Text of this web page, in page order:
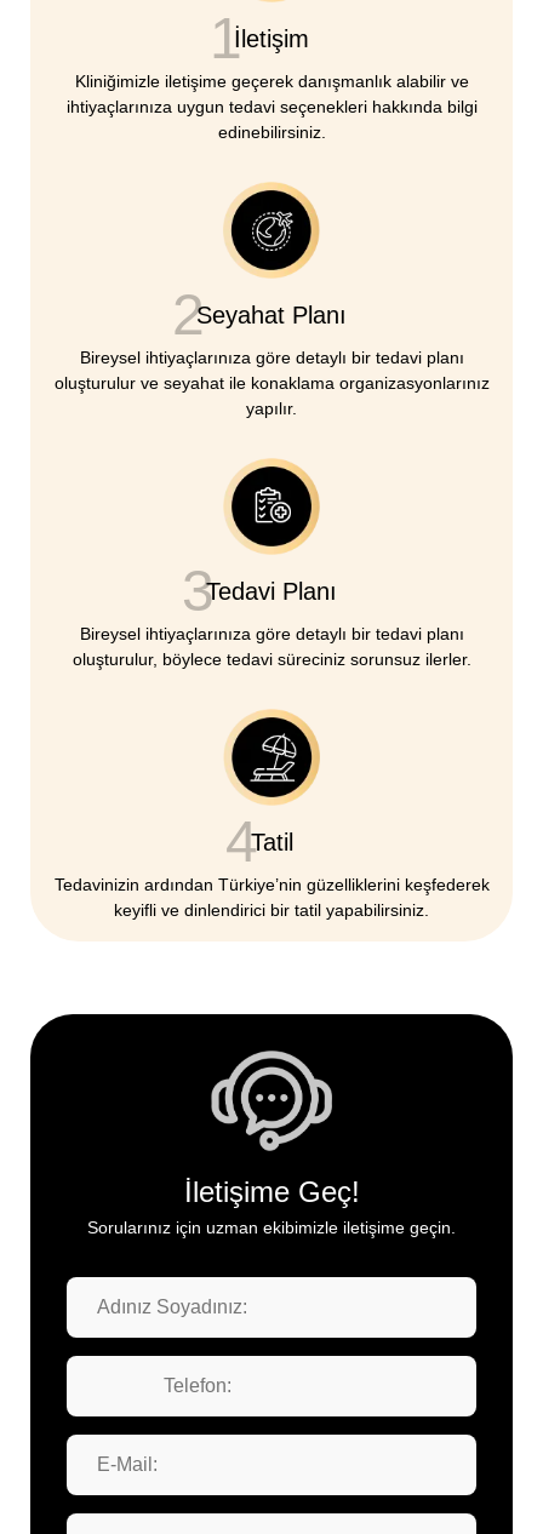
1İletişim
Kliniğimizle iletişime geçerek danışmanlık alabilir ve
ihtiyaçlarınıza uygun tedavi seçenekleri hakkında bilgi
edinebilirsiniz.
2Seyahat Planı
Bireysel ihtiyaçlarınıza göre detaylı bir tedavi planı
oluşturulur ve seyahat ile konaklama organizasyonlarınız
yapılır.
3Tedavi Planı
Bireysel ihtiyaçlarınıza göre detaylı bir tedavi planı
oluşturulur, böylece tedavi süreciniz sorunsuz ilerler.
4Tatil
Tedavinizin ardından Türkiye’nin güzelliklerini keşfederek
keyifli ve dinlendirici bir tatil yapabilirsiniz.
İletişime Geç!
Sorularınız için uzman ekibimizle iletişime geçin.